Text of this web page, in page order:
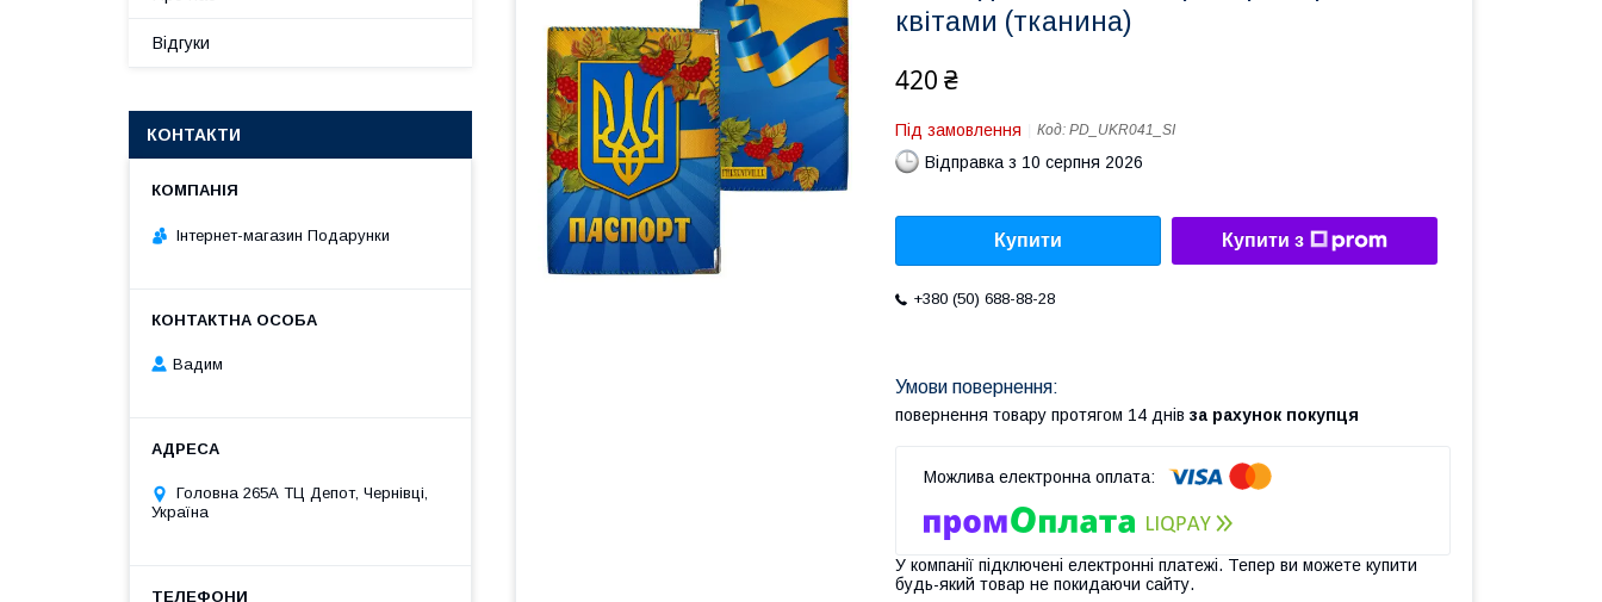
квітами (тканина)
420 ₴
Під замовлення Код: PD_UKR041_SI
Відправка з 10 серпня 2026
Купити Купити з
+380 (50) 688-88-28
повернення товару протягом 14 днів за рахунок покупця
У компанії підключені електронні платежі. Тепер ви можете купити
будь-який товар не покидаючи сайту.
Відгуки
КОНТАКТИ
Інтернет-магазин Подарунки
Вадим
Головна 265А ТЦ Депот, Чернівці,
Україна